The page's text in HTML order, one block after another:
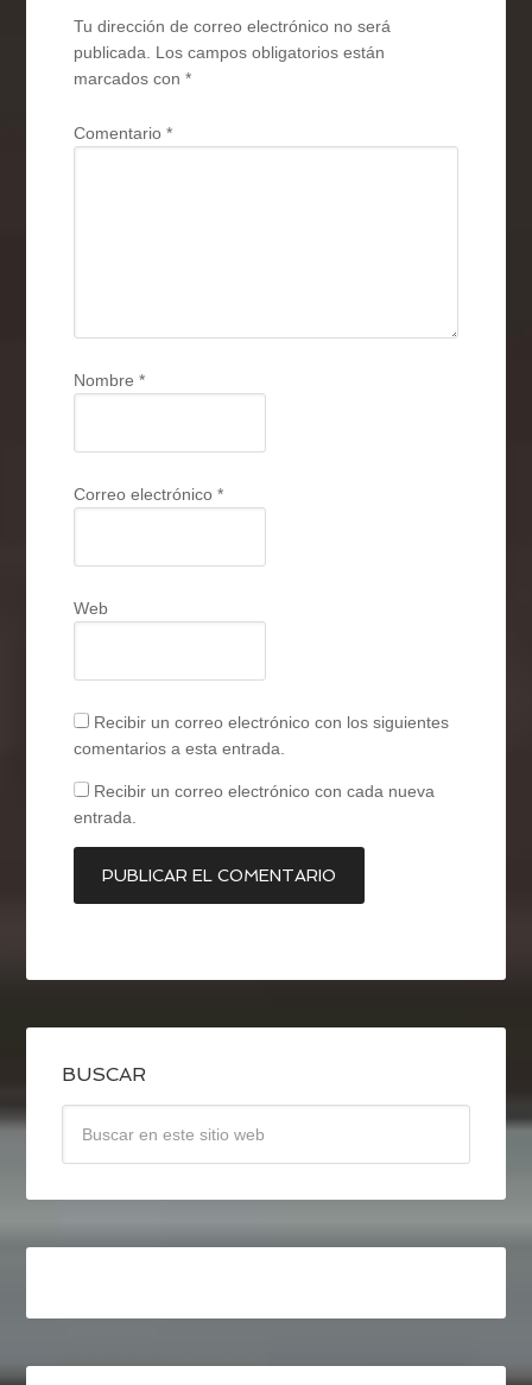
Tu dirección de correo electrónico no será
publicada. Los campos obligatorios están
marcados con*
Comentario*
Nombre*
Correo electrónico*
Web
Recibir un correo electrónico con los siguientes
comentarios a esta entrada.
Recibir un correo electrónico con cada nueva
entrada.
BUSCAR